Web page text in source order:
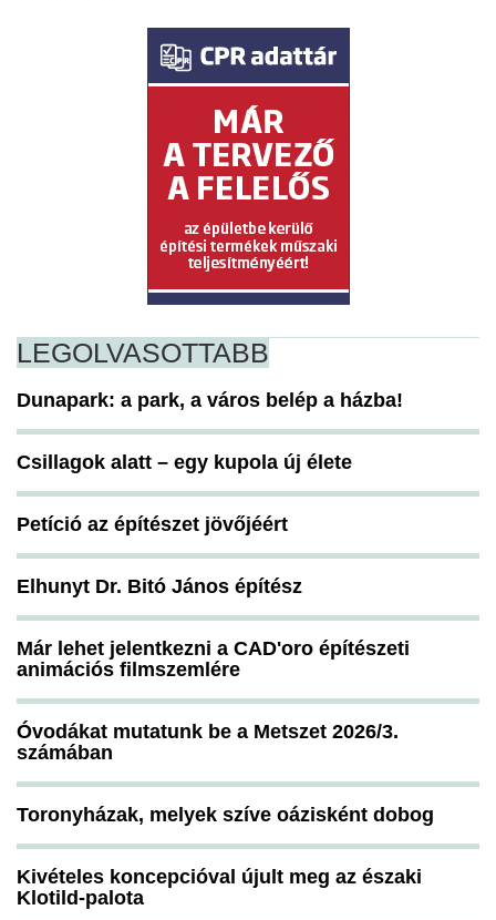
LEGOLVASOTTABB
Dunapark: a park, a város belép a házba!
Csillagok alatt – egy kupola új élete
Petíció az építészet jövőjéért
Elhunyt Dr. Bitó János építész
Már lehet jelentkezni a CAD'oro építészeti
animációs filmszemlére
Óvodákat mutatunk be a Metszet 2026/3.
számában
Toronyházak, melyek szíve oázisként dobog
Kivételes koncepcióval újult meg az északi
Klotild-palota